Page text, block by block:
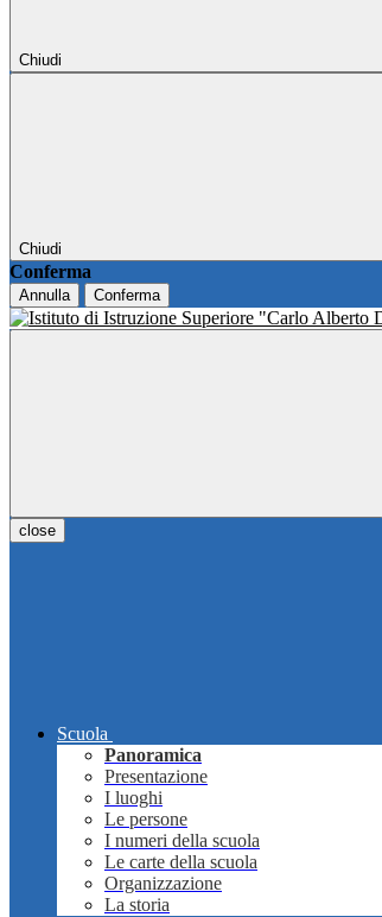
Chiudi
Chiudi
Conferma
Annulla Conferma
close
Scuola
Panoramica
Presentazione
I luoghi
Le persone
I numeri della scuola
Le carte della scuola
Organizzazione
La storia